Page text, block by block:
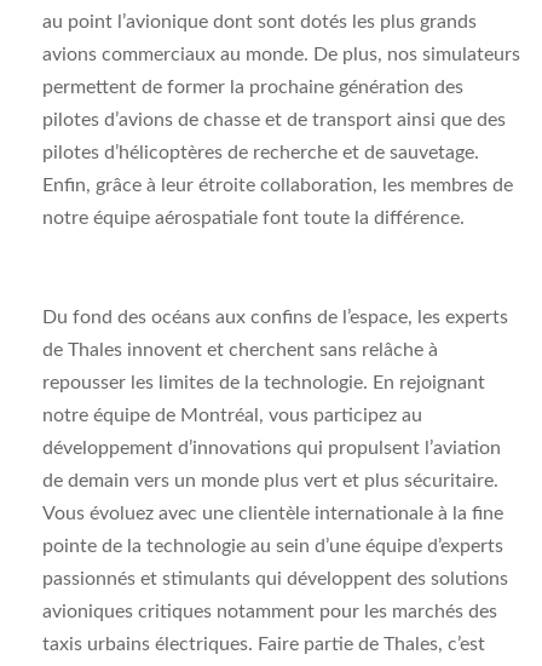
au point l’avionique dont sont dotés les plus grands
avions commerciaux au monde. De plus, nos simulateurs
permettent de former la prochaine génération des
pilotes d’avions de chasse et de transport ainsi que des
pilotes d’hélicoptères de recherche et de sauvetage.
Enfin, grâce à leur étroite collaboration, les membres de
notre équipe aérospatiale font toute la différence.
Du fond des océans aux confins de l’espace, les experts
de Thales innovent et cherchent sans relâche à
repousser les limites de la technologie. En rejoignant
notre équipe de Montréal, vous participez au
développement d’innovations qui propulsent l’aviation
de demain vers un monde plus vert et plus sécuritaire.
Vous évoluez avec une clientèle internationale à la fine
pointe de la technologie au sein d’une équipe d’experts
passionnés et stimulants qui développent des solutions
avioniques critiques notamment pour les marchés des
taxis urbains électriques. Faire partie de Thales, c’est